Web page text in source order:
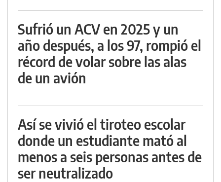
Sufrió un ACV en 2025 y un
año después, a los 97, rompió el
récord de volar sobre las alas
de un avión
Así se vivió el tiroteo escolar
donde un estudiante mató al
menos a seis personas antes de
ser neutralizado